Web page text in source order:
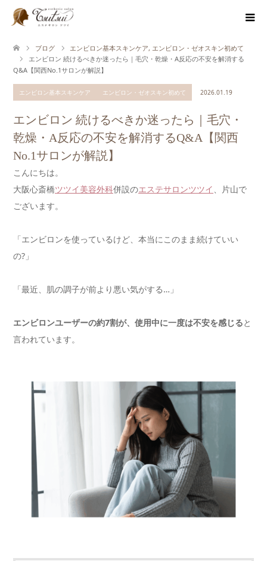
ブログ エンビロン基本スキンケア, エンビロン・ゼオスキン初めて
エンビロン 続けるべきか迷ったら｜毛穴・乾燥・A反応の不安を解消する
Q&A【関西No.1サロンが解説】
エンビロン基本スキンケア エンビロン・ゼオスキン初めて 2026.01.19
エンビロン 続けるべきか迷ったら｜毛穴・
乾燥・A反応の不安を解消するQ&A【関西
No.1サロンが解説】
こんにちは。
大阪心斎橋ツツイ美容外科併設のエステサロンツツイ
、片山で
ございます。
「エンビロンを使っているけど、本当にこのまま続けていい
の?」
「最近、肌の調子が前より悪い気がする…」
エンビロンユーザーの約7割が、使用中に一度は不安を感じると
言われています。